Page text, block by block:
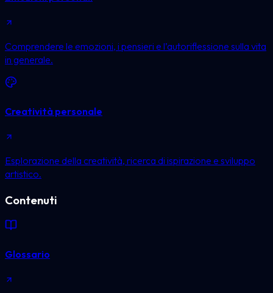
Comprendere le emozioni, i pensieri e l’autoriflessione sulla vita
in generale.
Creatività personale
Esplorazione della creatività, ricerca di ispirazione e sviluppo
artistico.
Contenuti
Glossario